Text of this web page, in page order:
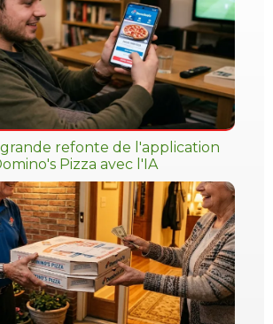
refonte de l'application
Pizza avec l'IA